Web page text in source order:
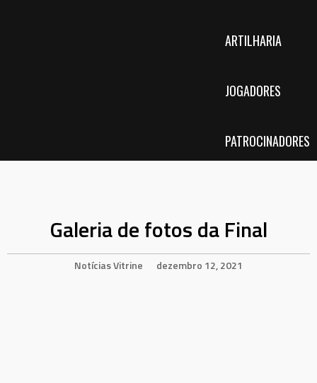
ARTILHARIA
JOGADORES
PATROCINADORES
Galeria de fotos da Final
NotíciasVitrine dezembro 12, 2021